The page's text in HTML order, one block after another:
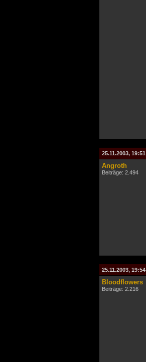
25.11.2003, 19:51
Angroth
Beiträge: 2.494
25.11.2003, 19:54
Bloodflowers
Beiträge: 2.216